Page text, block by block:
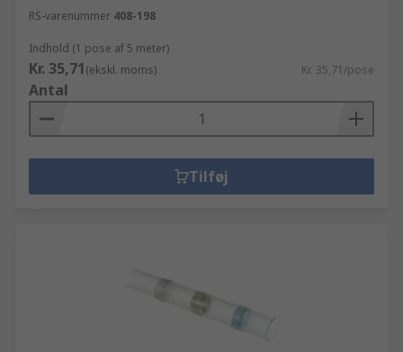
RS-varenummer 408-198
Indhold (1 pose af 5 meter)
Kr. 35,71(ekskl. moms) Kr. 35,71/pose
Antal
Tilføj